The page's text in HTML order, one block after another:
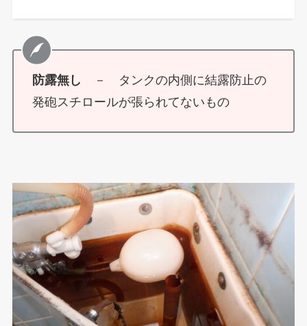
防露無し － タンクの内側に結露防止の
発砲スチロールが張られてないもの